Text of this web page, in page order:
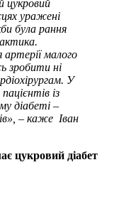
цукровий
уражені
була рання
малого
зробити ні
У
із
діабеті –
– каже Іван
цукровий діабет